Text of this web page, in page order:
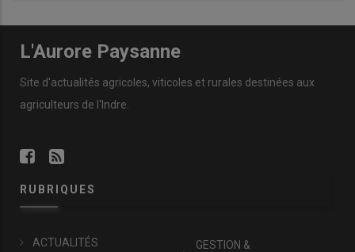
L'Aurore Paysanne
Site d'actualités agricoles, viticoles et rurales destinées aux
agriculteurs de l'Indre.
RUBRIQUES
ACTUALITÉS
GESTION &